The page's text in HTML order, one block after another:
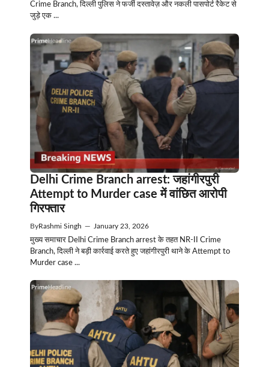
Crime Branch, दिल्ली पुलिस ने फर्जी दस्तावेज़ और नकली पासपोर्ट रैकेट से
जुड़े एक ...
Delhi Crime Branch arrest: जहांगीरपुरी
Attempt to Murder case में वांछित आरोपी
गिरफ्तार
ByRashmi Singh — January 23, 2026
मुख्य समाचार Delhi Crime Branch arrest के तहत NR-II Crime
Branch, दिल्ली ने बड़ी कार्रवाई करते हुए जहांगीरपुरी थाने के Attempt to
Murder case ...